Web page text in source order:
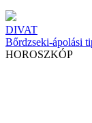
DIVAT
Bőrdzseki-ápolási
HOROSZKÓP